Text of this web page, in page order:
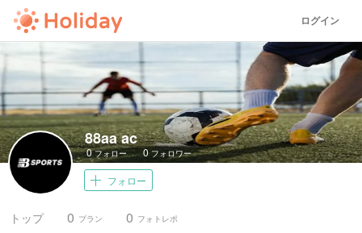
ログイン
88aa ac
0フォロー 0 フォロワー
フォロー
トップ プラン
0 フォトレポ
0